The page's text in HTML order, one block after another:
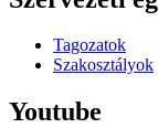
Tagozatok
Szakosztályok
Youtube